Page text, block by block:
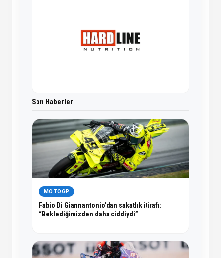
Son Haberler
MOTOGP
Fabio Di Giannantonio’dan sakatlık itirafı:
“Beklediğimizden daha ciddiydi”